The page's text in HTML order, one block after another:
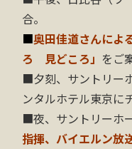
合。
■奥田佳道さんによ
ろ 見どころ」 をご
■夕刻、サントリー
ンタルホテル東京に
■夜、サントリーホ
指揮、バイエルン放